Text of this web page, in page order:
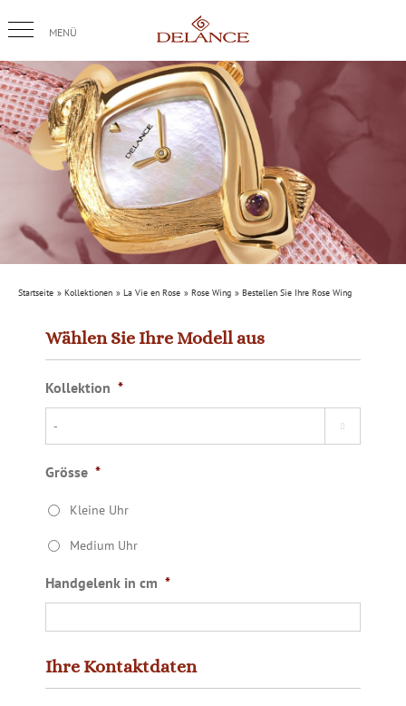
to
content
Startseite Kollektionen La Vie en Rose Rose Wing Bestellen Sie Ihre Rose Wing
Wählen Sie Ihre Modell aus
Kollektion *

Grösse *
Kleine Uhr
Medium Uhr
Handgelenk in cm *
Ihre Kontaktdaten